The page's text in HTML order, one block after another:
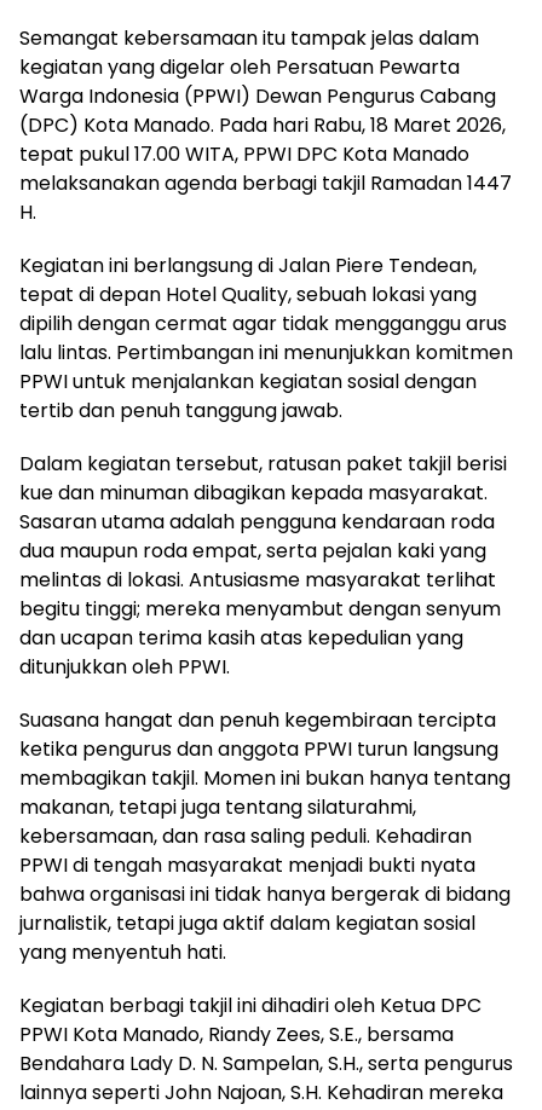
Semangat kebersamaan itu tampak jelas dalam
kegiatan yang digelar oleh Persatuan Pewarta
Warga Indonesia (PPWI) Dewan Pengurus Cabang
(DPC) Kota Manado. Pada hari Rabu, 18 Maret 2026,
tepat pukul 17.00 WITA, PPWI DPC Kota Manado
melaksanakan agenda berbagi takjil Ramadan 1447
H.
Kegiatan ini berlangsung di Jalan Piere Tendean,
tepat di depan Hotel Quality, sebuah lokasi yang
dipilih dengan cermat agar tidak mengganggu arus
lalu lintas. Pertimbangan ini menunjukkan komitmen
PPWI untuk menjalankan kegiatan sosial dengan
tertib dan penuh tanggung jawab.
Dalam kegiatan tersebut, ratusan paket takjil berisi
kue dan minuman dibagikan kepada masyarakat.
Sasaran utama adalah pengguna kendaraan roda
dua maupun roda empat, serta pejalan kaki yang
melintas di lokasi. Antusiasme masyarakat terlihat
begitu tinggi; mereka menyambut dengan senyum
dan ucapan terima kasih atas kepedulian yang
ditunjukkan oleh PPWI.
Suasana hangat dan penuh kegembiraan tercipta
ketika pengurus dan anggota PPWI turun langsung
membagikan takjil. Momen ini bukan hanya tentang
makanan, tetapi juga tentang silaturahmi,
kebersamaan, dan rasa saling peduli. Kehadiran
PPWI di tengah masyarakat menjadi bukti nyata
bahwa organisasi ini tidak hanya bergerak di bidang
jurnalistik, tetapi juga aktif dalam kegiatan sosial
yang menyentuh hati.
Kegiatan berbagi takjil ini dihadiri oleh Ketua DPC
PPWI Kota Manado, Riandy Zees, S.E., bersama
Bendahara Lady D. N. Sampelan, S.H., serta pengurus
lainnya seperti John Najoan, S.H. Kehadiran mereka